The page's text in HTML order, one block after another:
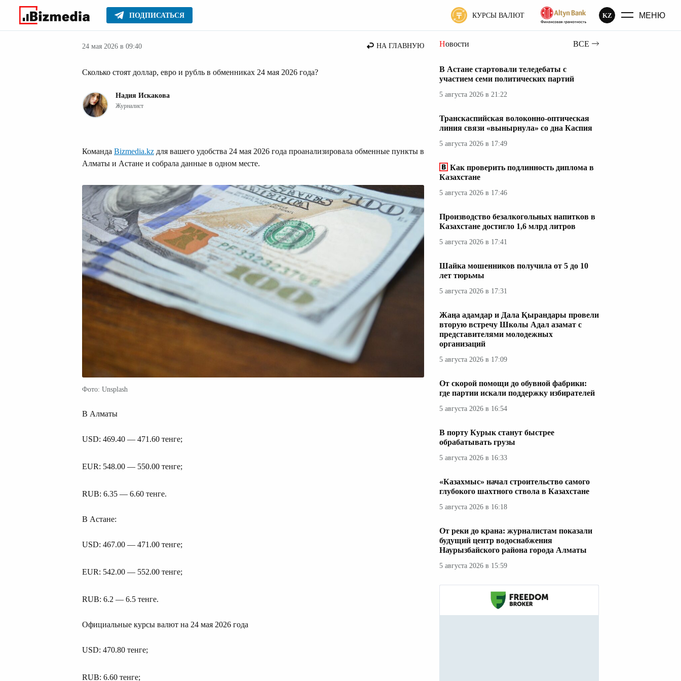
ПОДПИСАТЬСЯ КУРСЫ ВАЛЮТ KZ МЕНЮ
Главное Серьезное Деньги
24 мая 2026 в 09:40 НА ГЛАВНУЮ
Сколько стоят доллар, евро и рубль в обменниках 24 мая 2026 года?
Надия Искакова
Журналист
Команда Bizmedia.kz для вашего удобства 24 мая 2026 года проанализировала обменные пункты в
Алматы и Астане и собрала данные в одном месте.
Фото: Unsplash
В Алматы
USD: 469.40 — 471.60 тенге;
EUR: 548.00 — 550.00 тенге;
RUB: 6.35 — 6.60 тенге.
В Астане:
USD: 467.00 — 471.00 тенге;
EUR: 542.00 — 552.00 тенге;
RUB: 6.2 — 6.5 тенге.
Официальные курсы валют на 24 мая 2026 года
USD: 470.80 тенге;
RUB: 6.60 тенге;
Новости ВСЕ
В Астане стартовали теледебаты с
участием семи политических партий
5 августа 2026 в 21:22
Транскаспийская волоконно-оптическая
линия связи «вынырнула» со дна Каспия
5 августа 2026 в 17:49
Как проверить подлинность диплома в
Казахстане
5 августа 2026 в 17:46
Производство безалкогольных напитков в
Казахстане достигло 1,6 млрд литров
5 августа 2026 в 17:41
Шайка мошенников получила от 5 до 10
лет тюрьмы
5 августа 2026 в 17:31
Жаңа адамдар и Дала Қырандары провели
вторую встречу Школы Адал азамат с
представителями молодежных
организаций
5 августа 2026 в 17:09
От скорой помощи до обувной фабрики:
где партии искали поддержку избирателей
5 августа 2026 в 16:54
В порту Курык станут быстрее
обрабатывать грузы
5 августа 2026 в 16:33
«Казахмыс» начал строительство самого
глубокого шахтного ствола в Казахстане
5 августа 2026 в 16:18
От реки до крана: журналистам показали
будущий центр водоснабжения
Наурызбайского района города Алматы
5 августа 2026 в 15:59